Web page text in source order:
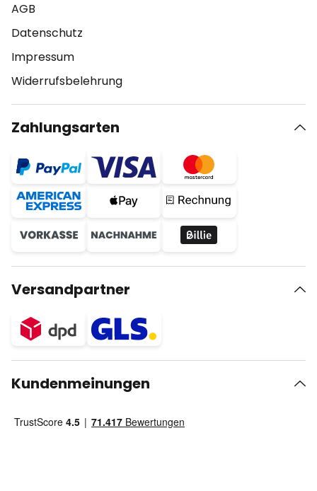
AGB
Datenschutz
Impressum
Widerrufsbelehrung
Zahlungsarten
Versandpartner
Kundenmeinungen